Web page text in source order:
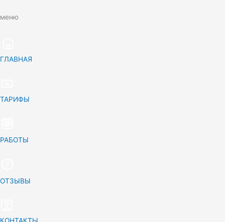
меню
ГЛАВНАЯ
ТАРИФЫ
РАБОТЫ
ОТЗЫВЫ